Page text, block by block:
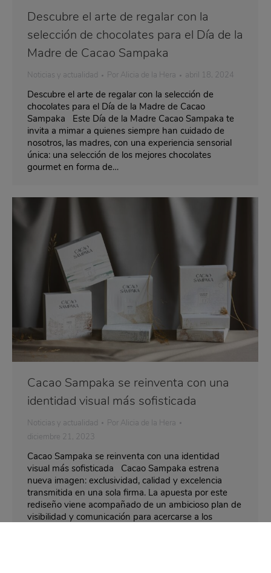
Descubre el arte de regalar con la
selección de chocolates para el Día de la
Madre de Cacao Sampaka
Noticias y actualidad Por Alicia de la Hera abril 18, 2024
Descubre el arte de regalar con la selección de
chocolates para el Día de la Madre de Cacao
Sampaka Este Día de la Madre Cacao Sampaka te
invita a mimar a quienes siempre han cuidado de
nosotros, las madres, con una experiencia sensorial
única: una selección de los mejores chocolates
gourmet en forma de…
Cacao Sampaka se reinventa con una
identidad visual más sofisticada
Noticias y actualidad Por Alicia de la Hera
diciembre 21, 2023
Cacao Sampaka se reinventa con una identidad
visual más sofisticada Cacao Sampaka estrena
nueva imagen: exclusividad, calidad y excelencia
transmitida en una sola firma. La apuesta por este
rediseño viene acompañado de un ambicioso plan de
visibilidad y comunicación para acercarse a los